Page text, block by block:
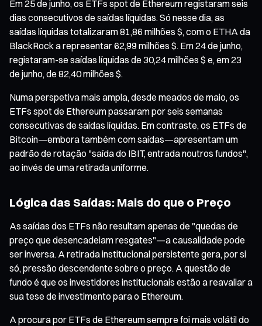
Em 25 de junho, os ETFs spot de Ethereum registaram seis
dias consecutivos de saídas líquidas. Só nesse dia, as
saídas líquidas totalizaram 81,86 milhões $, com o ETHA da
BlackRock a representar 62,99 milhões $. Em 24 de junho,
registaram-se saídas líquidas de 30,24 milhões $ e, em 23
de junho, de 82,40 milhões $.
Numa perspetiva mais ampla, desde meados de maio, os
ETFs spot de Ethereum passaram por seis semanas
consecutivas de saídas líquidas. Em contraste, os ETFs de
Bitcoin—embora também com saídas—apresentam um
padrão de rotação "saída do IBIT, entrada noutros fundos",
ao invés de uma retirada uniforme.
Lógica das Saídas: Mais do que o Preço
As saídas dos ETFs não resultam apenas de "quedas de
preço que desencadeiam resgates"—a causalidade pode
ser inversa. A retirada institucional persistente gera, por si
só, pressão descendente sobre o preço. A questão de
fundo é que os investidores institucionais estão a reavaliar a
sua tese de investimento para o Ethereum.
A procura por ETFs de Ethereum sempre foi mais volátil do